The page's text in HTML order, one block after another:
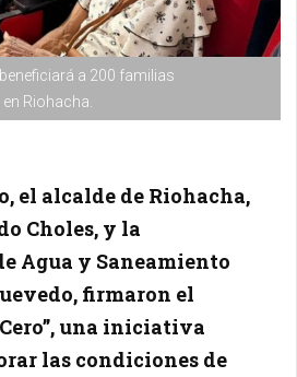
a 200 familias
Riohacha.
el alcalde de Riohacha,
Choles, y la
Agua y Saneamiento
firmaron el
una iniciativa
las condiciones de